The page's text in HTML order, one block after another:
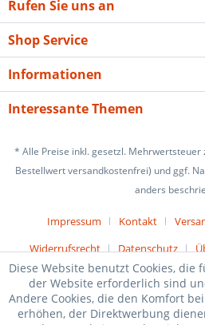
Rufen Sie uns an
Shop Service
Informationen
Interessante Themen
* Alle Preise inkl. gesetzl. Mehrwertsteuer
Bestellwert versandkostenfrei) und ggf.
anders
Impressum Kontakt
Widerrufsrecht
Datenschutz
Diese Website benutzt Cookies,
der Website erforderlich sind
Andere Cookies, die den Komfort
erhöhen, der Direktwerbung